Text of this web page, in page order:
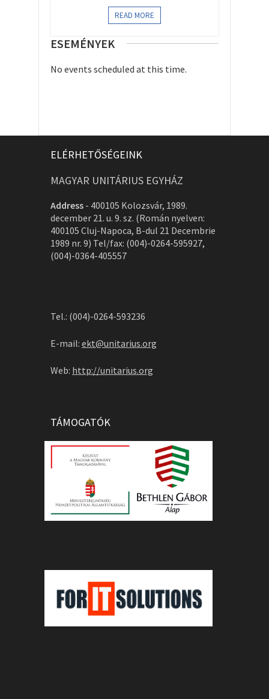
READ MORE
ESEMÉNYEK
No events scheduled at this time.
ELÉRHETŐSÉGEINK
MAGYAR UNITÁRIUS EGYHÁZ
Address - 400105 Kolozsvár, 1989.
december 21. u. 9. sz. (Román nyelven:
400105 Cluj-Napoca, B-dul 21 Decembrie
1989 nr. 9) Tel/fax: (004)-0264-595927,
(004)-0364-405557
Tel.: (004)-0264-593236
E-mail: ekt@unitarius.org
Web: http://unitarius.org
TÁMOGATÓK